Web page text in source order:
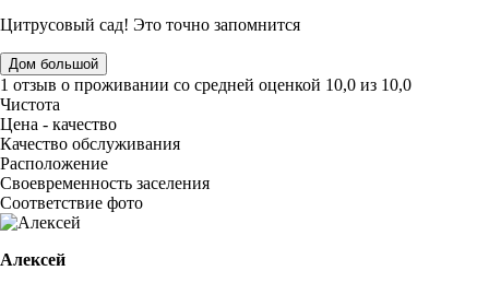
Цитрусовый сад! Это точно запомнится
Дом большой
1 отзыв о проживании со средней оценкой 10,0 из 10,0
Чистота
Цена - качество
Качество обслуживания
Расположение
Своевременность заселения
Соответствие фото
Алексей